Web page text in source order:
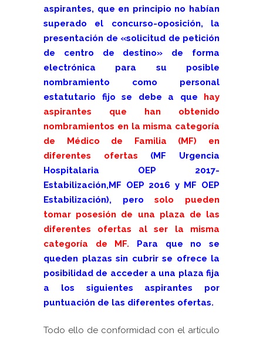
aspirantes, que en principio no habían
superado el concurso-oposición, la
presentación de «solicitud de petición
de centro de destino» de forma
electrónica para su posible
nombramiento como personal
estatutario fijo se debe a que hay
aspirantes que han obtenido
nombramientos en la misma categoría
de Médico de Familia (MF) en
diferentes ofertas (MF Urgencia
Hospitalaria OEP 2017-
Estabilización,MF OEP 2016 y MF OEP
Estabilización), perosolo pueden
tomar posesión de una plaza de las
diferentes ofertas al ser la misma
categoría de MF. Para que no se
queden plazas sin cubrir se ofrece la
posibilidad de acceder a una plaza fija
a los siguientes aspirantes por
puntuación de las diferentes ofertas.
Todo ello de conformidad con el artículo